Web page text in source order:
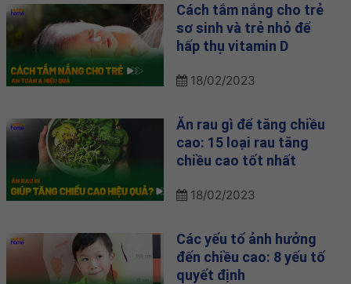
Cách tắm nắng cho trẻ
sơ sinh và trẻ nhỏ để
hấp thụ vitamin D
18/02/2023
Ăn rau gì để tăng chiều
cao: 15 loại rau tăng
chiều cao tốt nhất
18/02/2023
Các yếu tố ảnh hưởng
đến chiều cao: 8 yếu tố
quyết định